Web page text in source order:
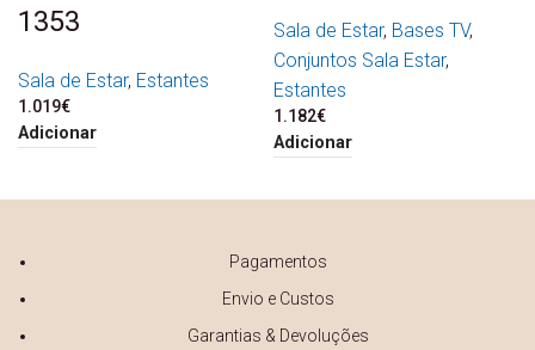
1353
Sala de Estar, Estantes
1.019€
Adicionar
Sala de Estar, Bases TV,
Conjuntos Sala Estar,
Estantes
1.182€
Adicionar
Pagamentos
Envio e Custos
Garantias & Devoluções